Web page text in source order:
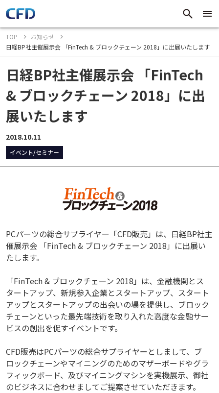
TOP
お知らせ
日経BP社主催展示会 「FinTech & ブロックチェーン 2018」に出展いたします
日経BP社主催展示会 「FinTech
& ブロックチェーン 2018」に出
展いたします
2018.10.11
イベント/セミナー
PCパーツの総合サプライヤー「CFD販売」は、日経BP社主
催展示会 「FinTech & ブロックチェーン 2018」に出展い
たします。
「FinTech & ブロックチェーン 2018」は、金融機関とス
タートアップ、新規参入企業とスタートアップ、スタート
アップとスタートアップの出会いの場を提供し、ブロック
チェーンといった最先端技術を取り入れた高度な金融サー
ビスの創出を促すイベントです。
CFD販売はPCパーツの総合サプライヤーとしまして、ブ
ロックチェーンやマイニングのためのマザーボードやグラ
フィックボード、及びマイニングマシンを実機展示、御社
のビジネスに合わせましてご提案させていただきます。